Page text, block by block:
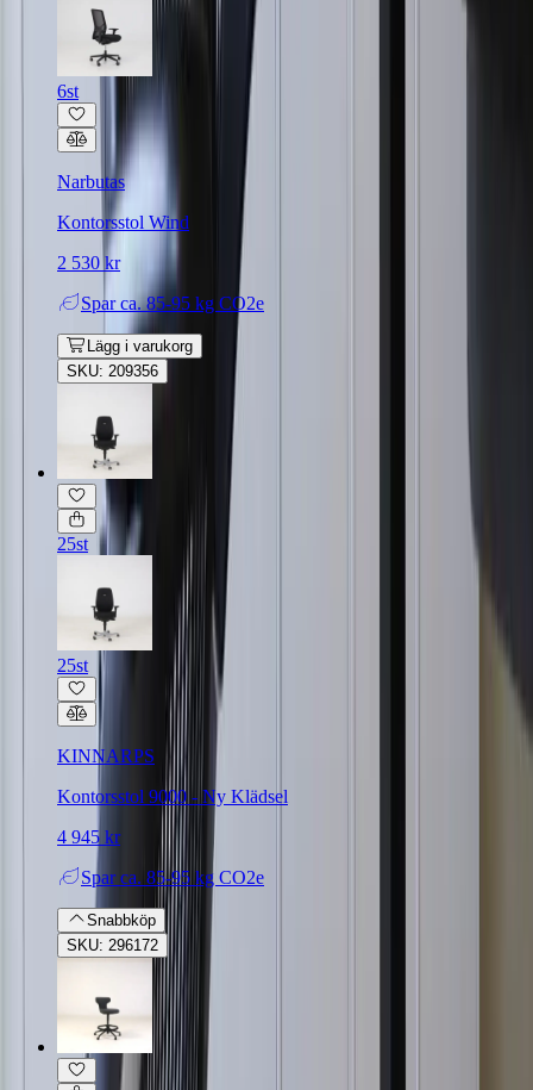
6st
Narbutas
Kontorsstol Wind
2 530 kr
Spar ca. 85-95 kg CO2e
Lägg i varukorg
SKU: 209356
25st
25st
KINNARPS
Kontorsstol 9000 - Ny Klädsel
4 945 kr
Spar ca. 85-95 kg CO2e
Snabbköp
SKU: 296172